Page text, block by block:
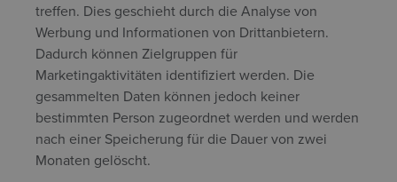
treffen. Dies geschieht durch die Analyse von
Werbung und Informationen von Drittanbietern.
Dadurch können Zielgruppen für
Marketingaktivitäten identifiziert werden. Die
gesammelten Daten können jedoch keiner
bestimmten Person zugeordnet werden und werden
nach einer Speicherung für die Dauer von zwei
Monaten gelöscht.